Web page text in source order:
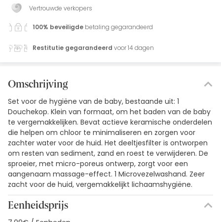
Vertrouwde verkopers
100% beveiligde betaling gegarandeerd
Restitutie gegarandeerd voor 14 dagen
Omschrijving
Set voor de hygiëne van de baby, bestaande uit: 1
Douchekop. Klein van formaat, om het baden van de baby
te vergemakkelijken. Bevat actieve keramische onderdelen
die helpen om chloor te minimaliseren en zorgen voor
zachter water voor de huid. Het deeltjesfilter is ontworpen
om resten van sediment, zand en roest te verwijderen. De
sproeier, met micro-poreus ontwerp, zorgt voor een
aangenaam massage-effect. 1 Microvezelwashand. Zeer
zacht voor de huid, vergemakkelijkt lichaamshygiëne.
Eenheidsprijs